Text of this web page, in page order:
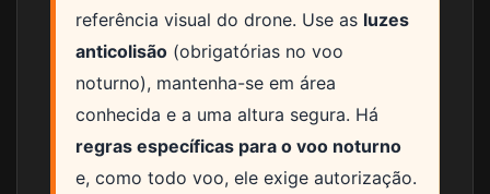
referência visual do drone. Use as luzes
anticolisão (obrigatórias no voo
noturno), mantenha-se em área
conhecida e a uma altura segura. Há
regras específicas para o voo noturno
e, como todo voo, ele exige autorização.